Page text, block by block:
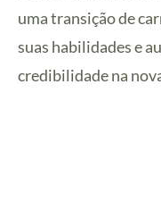
uma transição de
suas habilidades e
credibilidade na